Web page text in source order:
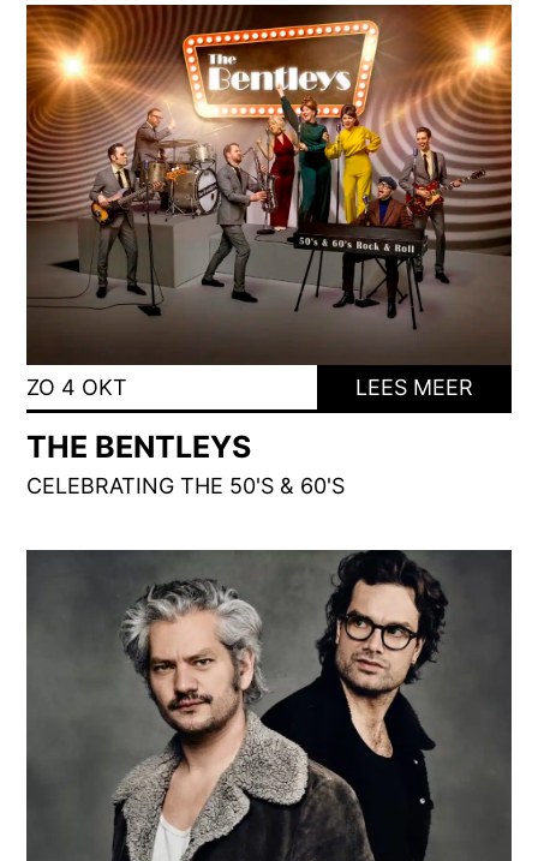
ZO 4 OKT LEES MEER
THE BENTLEYS
CELEBRATING THE 50'S & 60'S